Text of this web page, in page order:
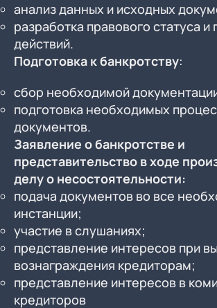
анализ данных и исходных
разработка правового статуса и
действий.
Подготовка к банкротству:
сбор необходимой
подготовка необходимых
документов.
Заявление о банкротстве и
представительство в ходе
делу о несостоятельности:
подача документов во все
инстанции;
участие в слушаниях;
представление интересов при
вознаграждения кредиторам;
представление интересов в
кредиторов